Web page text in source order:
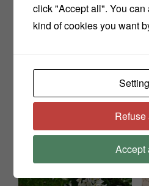
5,00 €
ΕΠΙΛΟΓΉ
click "Accept all". You
kind of cookies you want
Refuse
Accept